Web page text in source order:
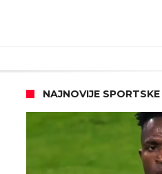
NAJNOVIJE